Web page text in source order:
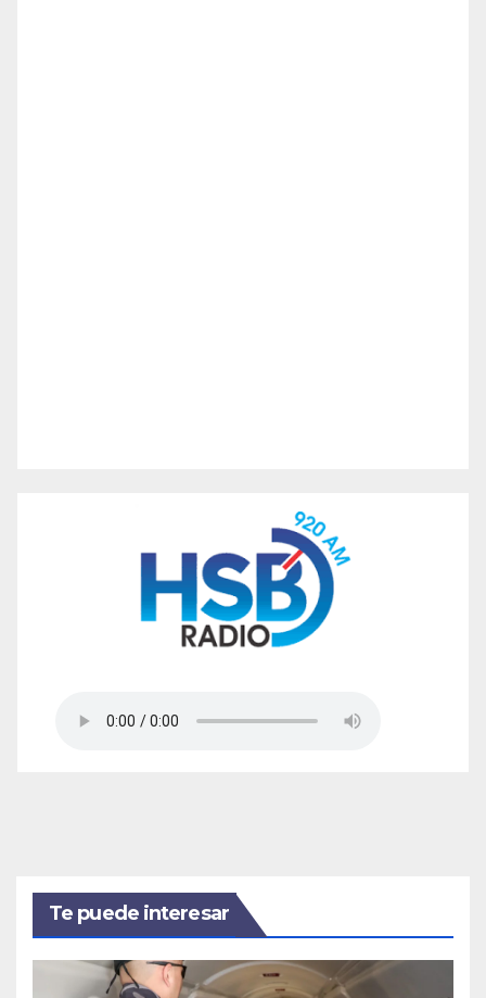
Te puede interesar